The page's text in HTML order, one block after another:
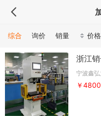
综合 询价 销量 价格
浙江
宁波鑫
￥